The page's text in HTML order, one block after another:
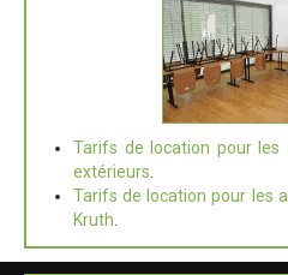
Tarifs de location pour les
extérieurs
Tarifs de location pour les
Kruth